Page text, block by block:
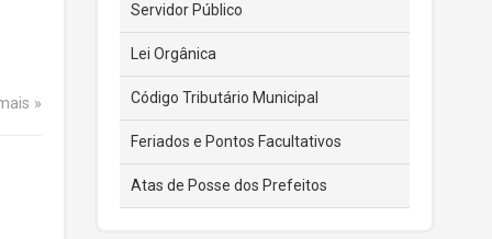
Servidor Público
Lei Orgânica
Código Tributário Municipal
Feriados e Pontos Facultativos
Atas de Posse dos Prefeitos